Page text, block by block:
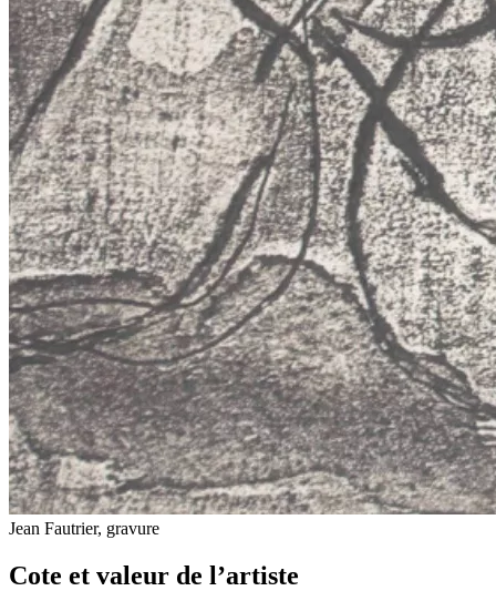
Jean Fautrier, gravure
Cote et valeur de l’artiste